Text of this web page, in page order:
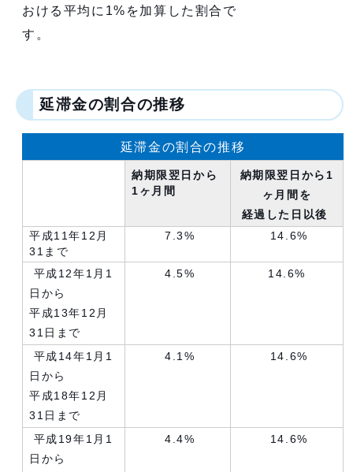
おける平均に1%を加算した割合で
す。
延滞金の割合の推移
延滞金の割合の推移
納期限翌日から
1ヶ月間
納期限翌日から1
ヶ月間を
経過した日以後
平成11年12月
31まで
7.3% 14.6%
平成12年1月1
日から
平成13年12月
31日まで
4.5% 14.6%
平成14年1月1
日から
平成18年12月
31日まで
4.1% 14.6%
平成19年1月1
日から
4.4% 14.6%